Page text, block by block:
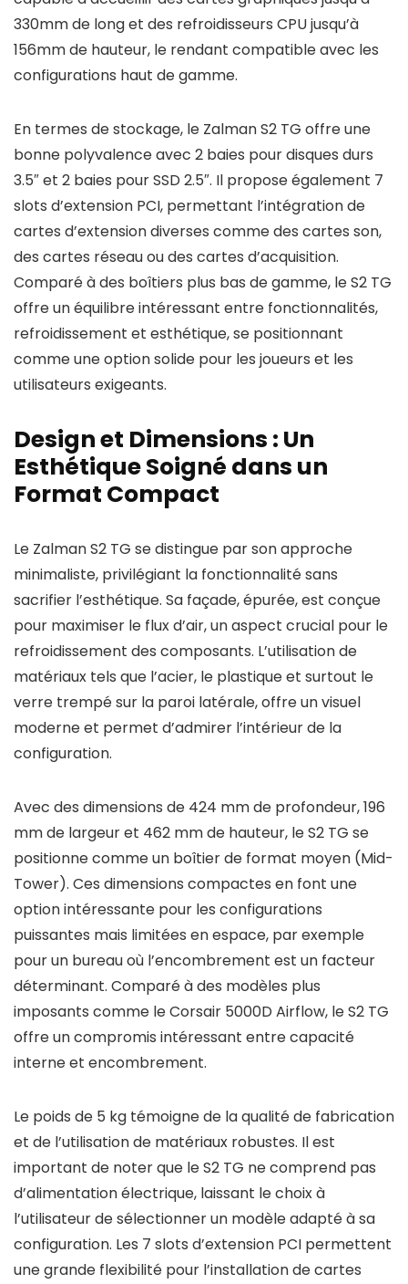
330mm de long et des refroidisseurs CPU jusqu’à
156mm de hauteur, le rendant compatible avec les
configurations haut de gamme.
En termes de stockage, le Zalman S2 TG offre une
bonne polyvalence avec 2 baies pour disques durs
3.5″ et 2 baies pour SSD 2.5″. Il propose également 7
slots d’extension PCI, permettant l’intégration de
cartes d’extension diverses comme des cartes son,
des cartes réseau ou des cartes d’acquisition.
Comparé à des boîtiers plus bas de gamme, le S2 TG
offre un équilibre intéressant entre fonctionnalités,
refroidissement et esthétique, se positionnant
comme une option solide pour les joueurs et les
utilisateurs exigeants.
Design et Dimensions : Un
Esthétique Soigné dans un
Format Compact
Le Zalman S2 TG se distingue par son approche
minimaliste, privilégiant la fonctionnalité sans
sacrifier l’esthétique. Sa façade, épurée, est conçue
pour maximiser le flux d’air, un aspect crucial pour le
refroidissement des composants. L’utilisation de
matériaux tels que l’acier, le plastique et surtout le
verre trempé sur la paroi latérale, offre un visuel
moderne et permet d’admirer l’intérieur de la
configuration.
Avec des dimensions de 424 mm de profondeur, 196
mm de largeur et 462 mm de hauteur, le S2 TG se
positionne comme un boîtier de format moyen (Mid-
Tower). Ces dimensions compactes en font une
option intéressante pour les configurations
puissantes mais limitées en espace, par exemple
pour un bureau où l’encombrement est un facteur
déterminant. Comparé à des modèles plus
imposants comme le Corsair 5000D Airflow, le S2 TG
offre un compromis intéressant entre capacité
interne et encombrement.
Le poids de 5 kg témoigne de la qualité de fabrication
et de l’utilisation de matériaux robustes. Il est
important de noter que le S2 TG ne comprend pas
d’alimentation électrique, laissant le choix à
l’utilisateur de sélectionner un modèle adapté à sa
configuration. Les 7 slots d’extension PCI permettent
une grande flexibilité pour l’installation de cartes